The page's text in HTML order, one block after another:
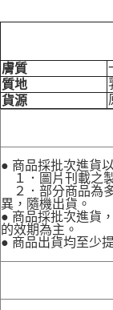
膚質
質地
貨源
● 商品採批次進貨
１．圖片刊載之
２．部分商品為
異，隨機出貨。
● 商品採批次進貨
的效期為主。
● 商品出貨均至少